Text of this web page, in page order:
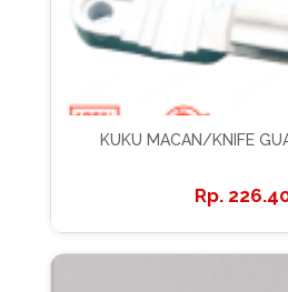
KUKU MACAN/KNIFE